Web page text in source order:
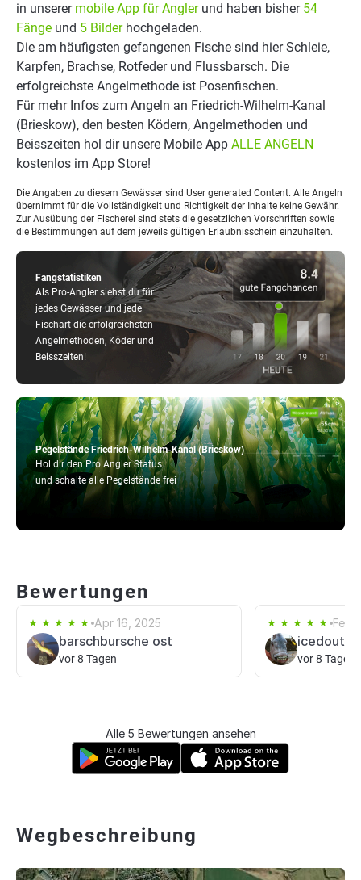
Pegelstände Friedrich-Wilhelm-Kanal (Brieskow)
Hol dir den Pro Angler Status
und schalte alle Pegelstände frei
Fangstatistiken
Als Pro-Angler siehst du für
jedes Gewässer und jede
Fischart die erfolgreichsten
Angelmethoden, Köder und
Beisszeiten!
in unserer mobile App für Anglerund haben bisher 54
Fänge und 5 Bilderhochgeladen.
Die am häufigsten gefangenen Fische sind hier Schleie,
Karpfen, Brachse, Rotfeder und Flussbarsch. Die
erfolgreichste Angelmethode ist Posenfischen.
Für mehr Infos zum Angeln an Friedrich-Wilhelm-Kanal
(Brieskow), den besten Ködern, Angelmethoden und
Beisszeiten hol dir unsere Mobile App ALLE ANGELN
kostenlos im App Store!
Die Angaben zu diesem Gewässer sind User generated Content. Alle Angeln
übernimmt für die Vollständigkeit und Richtigkeit der Inhalte keine Gewähr.
Zur Ausübung der Fischerei sind stets die gesetzlichen Vorschriften sowie
die Bestimmungen auf dem jeweils gültigen Erlaubnisschein einzuhalten.
Bewertungen
Apr 16, 2025
barschbursche ost
vor 8 Tagen
Feb
vor 8 Tagen
Alle 5 Bewertungen ansehen
Wegbeschreibung